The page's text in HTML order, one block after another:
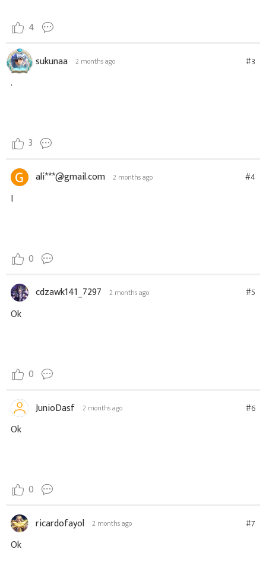
4
sukunaa 2 months ago #3
.
3
ali***@gmail.com 2 months ago #4
I
0
cdzawk141_7297 2 months ago #5
Ok
0
JunioDasf 2 months ago #6
Ok
0
ricardofayol 2 months ago #7
Ok